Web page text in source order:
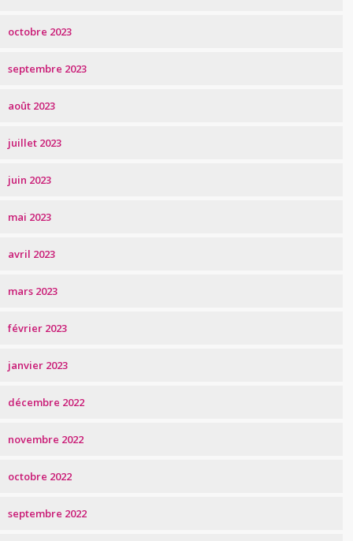
octobre 2023
septembre 2023
août 2023
juillet 2023
juin 2023
mai 2023
avril 2023
mars 2023
février 2023
janvier 2023
décembre 2022
novembre 2022
octobre 2022
septembre 2022